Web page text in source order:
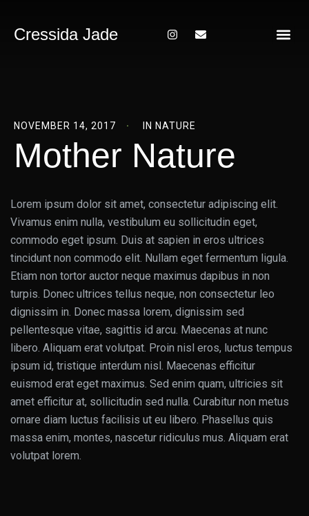
Cressida Jade
NOVEMBER 14, 2017 IN NATURE
Mother Nature
Lorem ipsum dolor sit amet, consectetur adipiscing elit.
Vivamus enim nulla, vestibulum eu sollicitudin eget,
commodo eget ipsum. Duis at sapien in eros ultrices
tincidunt non commodo elit. Nullam eget fermentum ligula.
Etiam non tortor auctor neque maximus dapibus in non
turpis. Donec ultrices tellus neque, non consectetur leo
dignissim in. Donec massa lorem, dignissim sed
pellentesque vitae, sagittis id arcu. Maecenas at nunc
libero. Aliquam erat volutpat. Proin nisl eros, luctus tempus
ipsum id, tristique interdum nisl. Maecenas efficitur
euismod erat eget maximus. Sed enim quam, ultricies sit
amet efficitur at, sollicitudin sed nulla. Curabitur non metus
ornare diam luctus facilisis ut eu libero. Phasellus quis
massa enim, montes, nascetur ridiculus mus. Aliquam erat
volutpat lorem.